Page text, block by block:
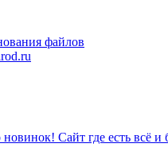
файлов
Сайт где есть всё и